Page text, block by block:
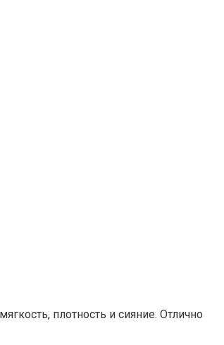
плотность и сияние. Отлично